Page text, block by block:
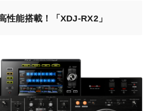
性能搭載！「XDJ-RX2」